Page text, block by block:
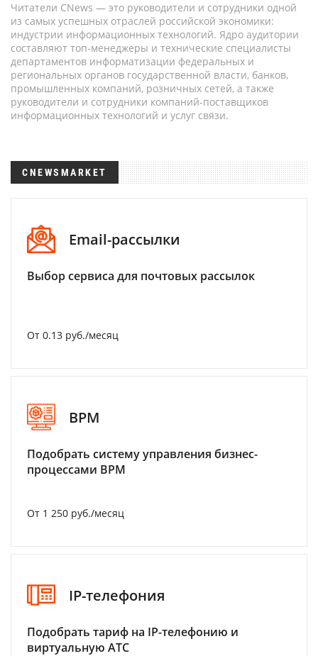
Читатели CNews — это руководители и сотрудники одной
из самых успешных отраслей российской экономики:
индустрии информационных технологий. Ядро аудитории
составляют топ-менеджеры и технические специалисты
департаментов информатизации федеральных и
региональных органов государственной власти, банков,
промышленных компаний, розничных сетей, а также
руководители и сотрудники компаний-поставщиков
информационных технологий и услуг связи.
CNEWSMARKET
Email-рассылки
Выбор сервиса для почтовых рассылок
От 0.13 руб./месяц
BPM
Подобрать систему управления бизнес-
процессами BPM
От 1 250 руб./месяц
IP-телефония
Подобрать тариф на IP-телефонию и
виртуальную АТС